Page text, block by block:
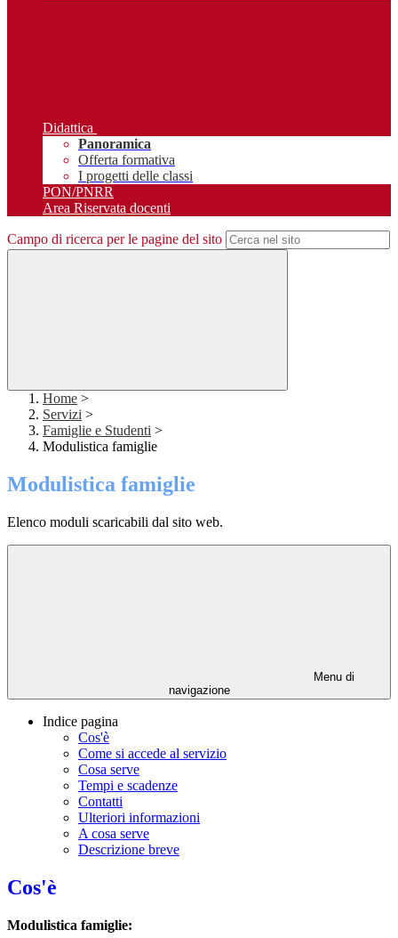
Didattica
Panoramica
Offerta formativa
I progetti delle classi
PON/PNRR
Area Riservata docenti
Campo di ricerca per le pagine del sito
Home >
Servizi >
Famiglie e Studenti >
Modulistica famiglie
Modulistica famiglie
Elenco moduli scaricabili dal sito web.
Menu di
navigazione
Indice pagina
Cos'è
Come si accede al servizio
Cosa serve
Tempi e scadenze
Contatti
Ulteriori informazioni
A cosa serve
Descrizione breve
Cos'è
Modulistica famiglie: